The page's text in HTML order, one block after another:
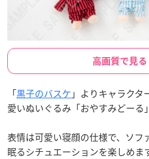
高画質で見
「黒子のバスケ 」よりキャラク
愛いぬいぐるみ「おやすみどーる
表情は可愛い寝顔の仕様で、ソフ
眠るシチュエーションを楽しめま